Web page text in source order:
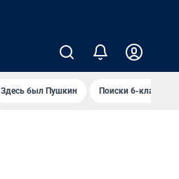
Здесь был Пушкин Поиски 6-